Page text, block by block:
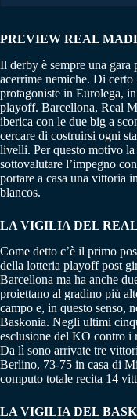
PREVIEW REAL
Il derby è sempre una gara
acerrime nemiche. Di certo
protagoniste in Eurolega,
playoff. Barcellona, Real
iberica con le due big a
cercare di costruirsi ogni
livelli. Per questo motivo
sottovalutare l’impegno
portare a casa una vittoria
blancos.
LA VIGILIA DEL
Come detto c’è il primo
della lotteria playoff post
Barcellona ma ha anche
proiettano al gradino più
campo e, in questo senso,
Baskonia. Negli ultimi
esclusione del KO contro i
Da lì sono arrivate tre
Berlino, 73-75 in casa di
computo totale recita 14
LA VIGILIA DEL